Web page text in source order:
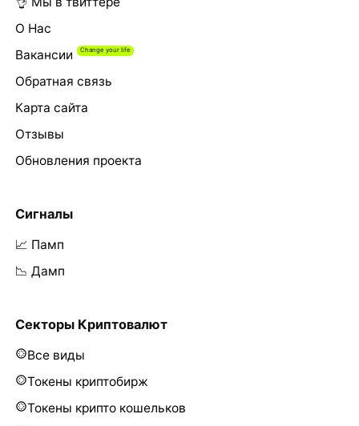
О Нас
Вакансии
Обратная связь
Карта сайта
Отзывы
Обновления проекта
Сигналы
📈 Памп
📉 Дамп
Секторы Криптовалют
Все виды
Токены криптобирж
Токены крипто кошельков